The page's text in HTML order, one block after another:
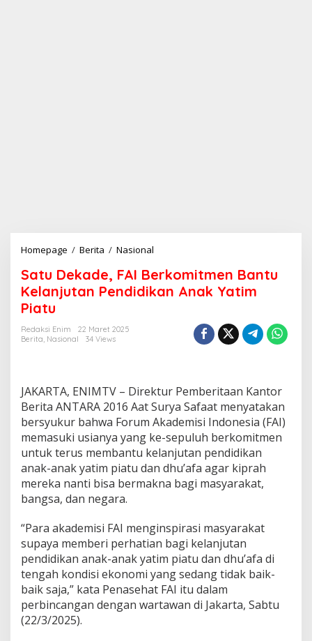
Homepage / Berita / Nasional
t
u
D
F
A
I
B
e
r
k
o
m
m
e
n
B
a
n
t
Satu Dekade, FAI Berkomitmen Bantu
Kelanjutan Pendidikan Anak Yatim
Piatu
Redaksi Enim
22 Maret 2025
Berita, Nasional 34 Views
JAKARTA, ENIMTV – Direktur Pemberitaan Kantor
Berita ANTARA 2016 Aat Surya Safaat menyatakan
bersyukur bahwa Forum Akademisi Indonesia (FAI)
memasuki usianya yang ke-sepuluh berkomitmen
untuk terus membantu kelanjutan pendidikan
anak-anak yatim piatu dan dhu’afa agar kiprah
mereka nanti bisa bermakna bagi masyarakat,
bangsa, dan negara.
“Para akademisi FAI menginspirasi masyarakat
supaya memberi perhatian bagi kelanjutan
pendidikan anak-anak yatim piatu dan dhu’afa di
tengah kondisi ekonomi yang sedang tidak baik-
baik saja,” kata Penasehat FAI itu dalam
perbincangan dengan wartawan di Jakarta, Sabtu
(22/3/2025).